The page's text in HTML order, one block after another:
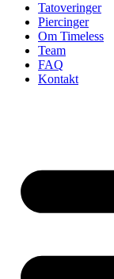
Tatoveringer
Piercinger
Om Timeless
Team
FAQ
Kontakt